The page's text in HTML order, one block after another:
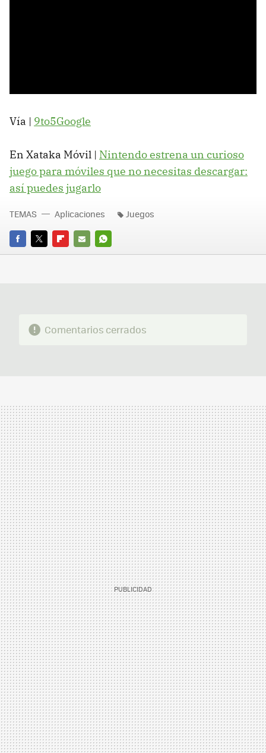
Vía | 9to5Google
En Xataka Móvil | Nintendo estrena un curioso
juego para móviles que no necesitas descargar:
así puedes jugarlo
FACEBOOK
TWITTERFLIPBOARD
E-
WHATSAPP
TEMAS Aplicaciones Juegos
Comentarios cerrados